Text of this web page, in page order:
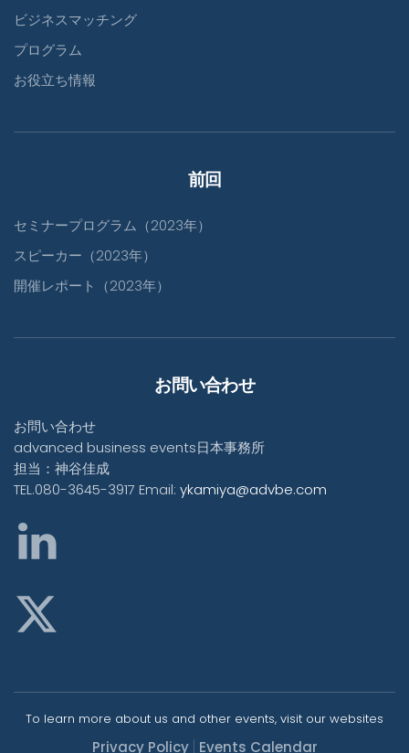
ビジネスマッチング
プログラム
お役立ち情報
前回
セミナープログラム（2023年）
スピーカー（2023年）
開催レポート（2023年）
お問い合わせ
お問い合わせ
advanced business events日本事務所
担当：神谷佳成
TEL.080-3645-3917 Email: ykamiya@advbe.com
To learn more about us and other events, visit our websites
Privacy Policy Events Calendar